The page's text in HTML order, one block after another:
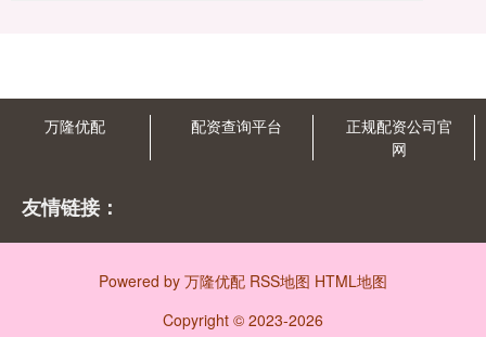
万隆优配 配资查询平台
正规配资公司官
网
友情链接：
Powered by 万隆优配 RSS地图 HTML地图
Copyright © 2023-2026